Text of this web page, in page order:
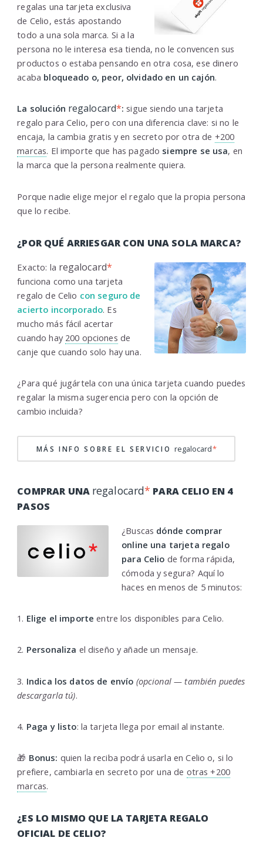
regalas una tarjeta exclusiva
de Celio, estás apostando
todo a una sola marca. Si a la
persona no le interesa esa tienda, no le convencen sus
productos o estaba pensando en otra cosa, ese dinero
acaba bloqueado o, peor, olvidado en un cajón.
La solución regalocard*: sigue siendo una tarjeta
regalo para Celio, pero con una diferencia clave: si no le
encaja, la cambia gratis y en secreto por otra de +200
marcas. El importe que has pagado siempre se usa, en
la marca que la persona realmente quiera.
Porque nadie elige mejor el regalo que la propia persona
que lo recibe.
¿POR QUÉ ARRIESGAR CON UNA SOLA MARCA?
Exacto: la regalocard*
funciona como una tarjeta
regalo de Celio con seguro de
acierto incorporado. Es
mucho más fácil acertar
cuando hay 200 opciones de
canje que cuando solo hay una.
¿Para qué jugártela con una única tarjeta cuando puedes
regalar la misma sugerencia pero con la opción de
cambio incluida?
MÁS INFO SOBRE EL SERVICIO regalocard*
COMPRAR UNA regalocard* PARA CELIO EN 4
PASOS
¿Buscas dónde comprar
online una tarjeta regalo
para Celio de forma rápida,
cómoda y segura? Aquí lo
haces en menos de 5 minutos:
1. Elige el importe entre los disponibles para Celio.
2. Personaliza el diseño y añade un mensaje.
3. Indica los datos de envío (opcional — también puedes
descargarla tú).
4. Paga y listo: la tarjeta llega por email al instante.
🎁 Bonus: quien la reciba podrá usarla en Celio o, si lo
prefiere, cambiarla en secreto por una de otras +200
marcas.
¿ES LO MISMO QUE LA TARJETA REGALO
OFICIAL DE CELIO?